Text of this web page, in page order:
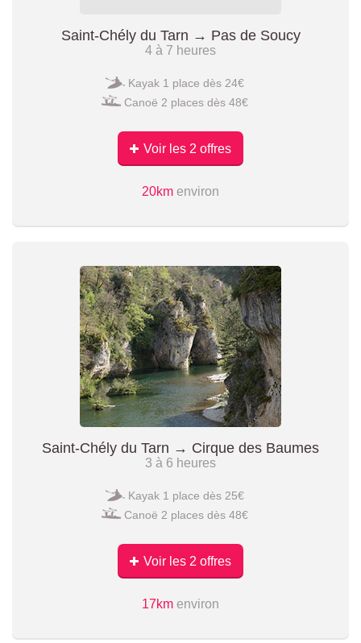
Saint-Chély du Tarn → Pas de Soucy
4 à 7 heures
Kayak 1 place dès 24€
Canoë 2 places dès 48€
Voir les 2 offres
20km environ
Saint-Chély du Tarn → Cirque des Baumes
3 à 6 heures
Kayak 1 place dès 25€
Canoë 2 places dès 48€
Voir les 2 offres
17km environ